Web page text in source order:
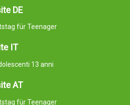
DE
für Teenager
IT
13 anni
AT
für Teenager